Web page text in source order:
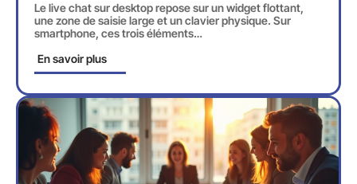
Le live chat sur desktop repose sur un widget flottant,
une zone de saisie large et un clavier physique. Sur
smartphone, ces trois éléments…
En savoir plus